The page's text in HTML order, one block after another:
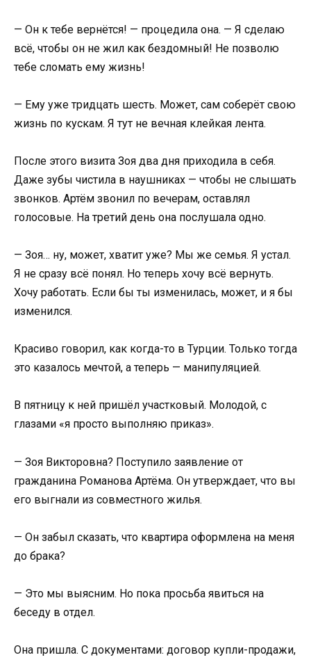
— Он к тебе вернётся! — процедила она. — Я сделаю
всё, чтобы он не жил как бездомный! Не позволю
тебе сломать ему жизнь!
— Ему уже тридцать шесть. Может, сам соберёт свою
жизнь по кускам. Я тут не вечная клейкая лента.
После этого визита Зоя два дня приходила в себя.
Даже зубы чистила в наушниках — чтобы не слышать
звонков. Артём звонил по вечерам, оставлял
голосовые. На третий день она послушала одно.
— Зоя… ну, может, хватит уже? Мы же семья. Я устал.
Я не сразу всё понял. Но теперь хочу всё вернуть.
Хочу работать. Если бы ты изменилась, может, и я бы
изменился.
Красиво говорил, как когда-то в Турции. Только тогда
это казалось мечтой, а теперь — манипуляцией.
В пятницу к ней пришёл участковый. Молодой, с
глазами «я просто выполняю приказ».
— Зоя Викторовна? Поступило заявление от
гражданина Романова Артёма. Он утверждает, что вы
его выгнали из совместного жилья.
— Он забыл сказать, что квартира оформлена на меня
до брака?
— Это мы выясним. Но пока просьба явиться на
беседу в отдел.
Она пришла. С документами: договор купли-продажи,